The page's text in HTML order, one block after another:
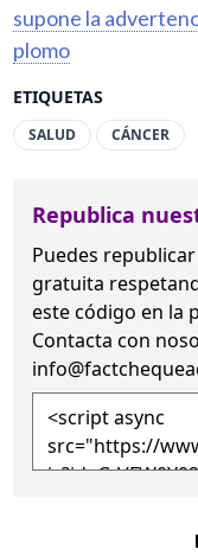
ETIQUETAS
SALUD CÁNCER
supone la
plomo
Republica
Puedes
gratuita
este código en la
Contacta con